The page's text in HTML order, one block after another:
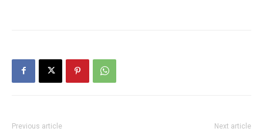
Previous article Next article